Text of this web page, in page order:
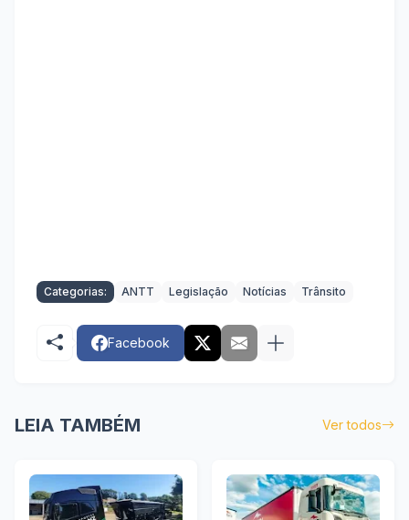
Categorias: ANTT Legislação Notícias Trânsito
Facebook
LEIA TAMBÉM Ver todos